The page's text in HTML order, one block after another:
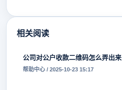
相关阅读
公司对公户收款二维码怎么弄出来
帮助中心 / 2025-10-23 15:17